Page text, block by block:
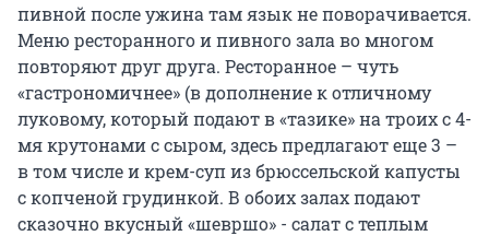
пивной после ужина там язык не поворачивается.
Меню ресторанного и пивного зала во многом
повторяют друг друга. Ресторанное – чуть
«гастрономичнее» (в дополнение к отличному
луковому, который подают в «тазике» на троих с 4-
мя крутонами с сыром, здесь предлагают еще 3 –
в том числе и крем-суп из брюссельской капусты
с копченой грудинкой. В обоих залах подают
сказочно вкусный «шевршо» - салат с теплым